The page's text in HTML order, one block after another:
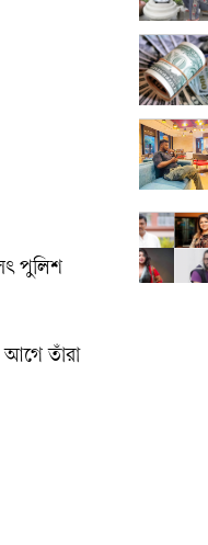
পুলিশ
আগে তাঁরা